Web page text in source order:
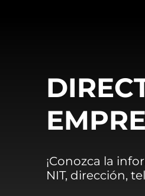
¡Conozca la
NIT, dirección,